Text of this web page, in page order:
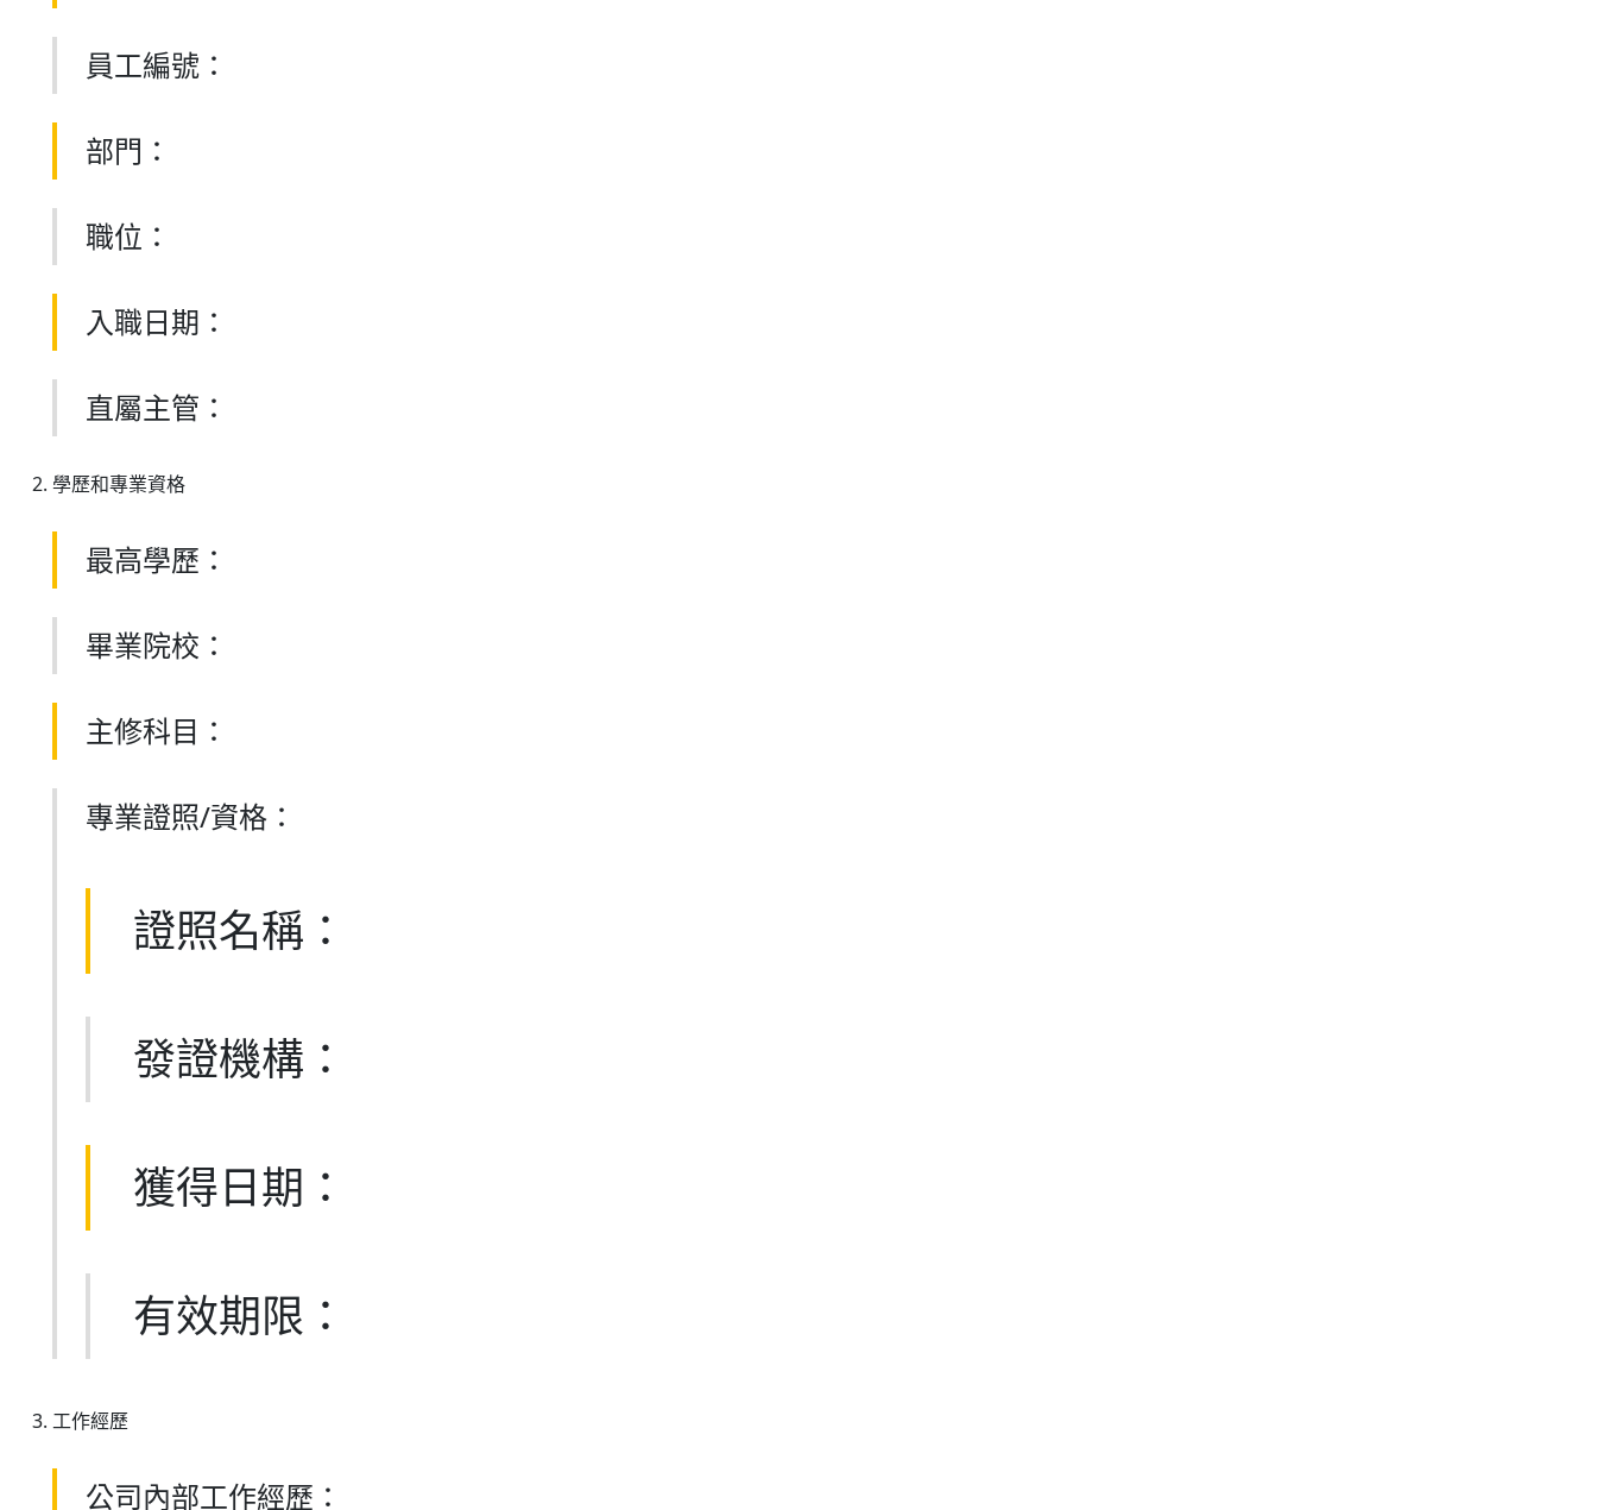
員工編號：
部門：
職位：
入職日期：
直屬主管：
學歷和專業資格
最高學歷：
畢業院校：
主修科目：
專業證照/資格：
證照名稱：
發證機構：
獲得日期：
有效期限：
工作經歷
公司內部工作經歷：